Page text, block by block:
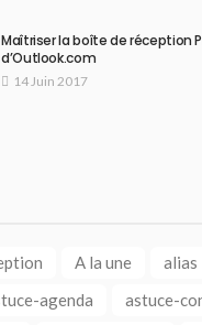
Maîtriser la boîte de réception
d’Outlook.com
14 Juin 2017
A la une alias
agenda
astuce-